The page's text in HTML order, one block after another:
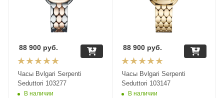
Часы Bvlgari Serpenti
Seduttori 103277
В наличии
88 900 руб.
Часы Bvlgari Serpenti
Seduttori 103147
В наличии
88 900руб.